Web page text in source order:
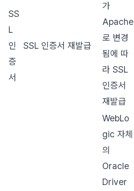
SS
L
인
증
서
SSL 인증서 재발급
가
Apache
로 변경
됨에 따
라 SSL
인증서
재발급
WebLo
gic 자체
의
Oracle
Driver